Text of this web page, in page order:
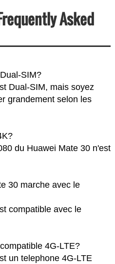
Asked
SIM?
Dual-SIM, mais soyez
grandement selon les
du Huawei Mate 30 n'est
30 marche avec le
compatible avec le
4G-LTE?
un telephone 4G-LTE